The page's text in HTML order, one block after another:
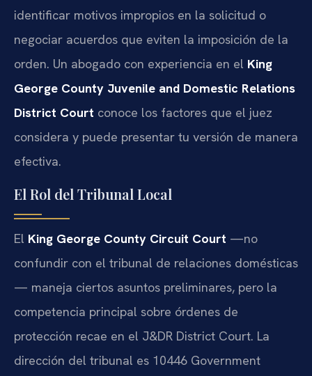
identificar motivos impropios en la solicitud o
negociar acuerdos que eviten la imposición de la
orden. Un abogado con experiencia en el King
George County Juvenile and Domestic Relations
District Court conoce los factores que el juez
considera y puede presentar tu versión de manera
efectiva.
El Rol del Tribunal Local
El King George County Circuit Court —no
confundir con el tribunal de relaciones domésticas
— maneja ciertos asuntos preliminares, pero la
competencia principal sobre órdenes de
protección recae en el J&DR District Court. La
dirección del tribunal es 10446 Government